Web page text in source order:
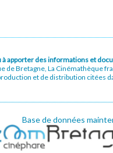
à apporter des informations et
de Bretagne, La Cinémathèque
et de distribution citées
Base de données